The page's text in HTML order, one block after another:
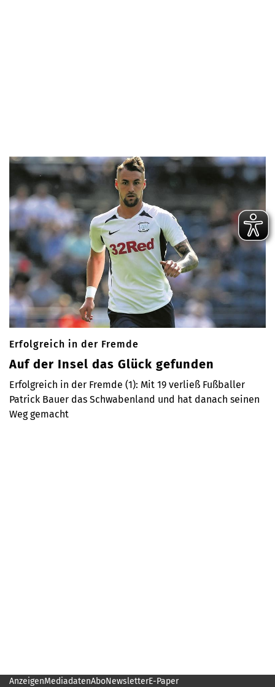
Erfolgreich in der Fremde
Auf der Insel das Glück gefunden
Erfolgreich in der Fremde (1): Mit 19 verließ Fußballer
Patrick Bauer das Schwabenland und hat danach seinen
Weg gemacht
AnzeigenMediadatenAboNewsletterE-Paper